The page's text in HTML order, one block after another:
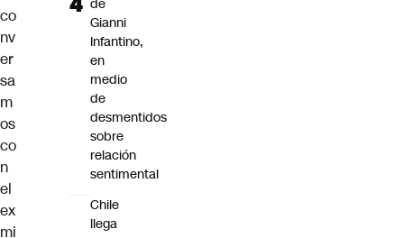
co
nv
er
sa
m
os
co
n
el
ex
mi
de
Gianni
Infantino,
en
medio
de
desmentidos
sobre
relación
sentimental
Chile
llega